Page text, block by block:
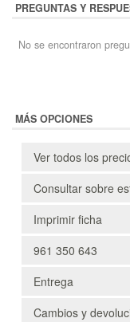
PREGUNTAS Y
No se encontraron
MÁS OPCIONES
Ver todos los
Consultar sobre
Imprimir ficha
961 350 643
Entrega
Cambios y